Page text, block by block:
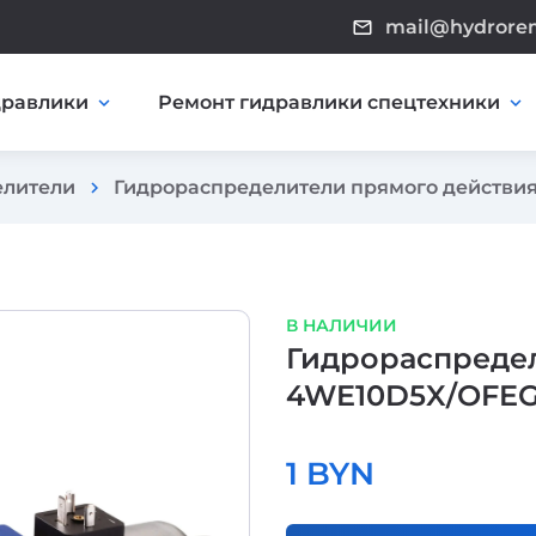
mail_outline
expand_more Ремонт гидравлики спецтехники expand_more
chevron_right Гидрораспределители прямого действия
В НАЛИЧИИ
4WE10D5X/
1 BYN